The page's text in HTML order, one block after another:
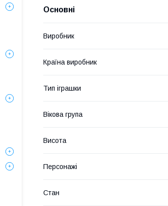
Основні
Виробник
Країна виробник
Тип іграшки
Вікова група
Висота
Персонажі
Стан